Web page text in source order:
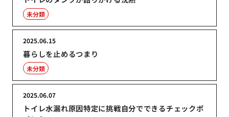
未分類
暮らしを止めるつまり
2025.06.15
未分類
トイレ水漏れ原因特定に挑戦自分でできるチェックポ
2025.06.07